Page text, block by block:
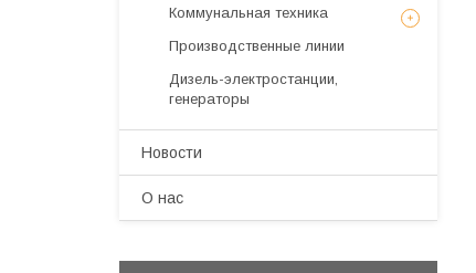
Коммунальная техника
Производственные линии
Дизель-электростанции,
генераторы
Новости
О нас